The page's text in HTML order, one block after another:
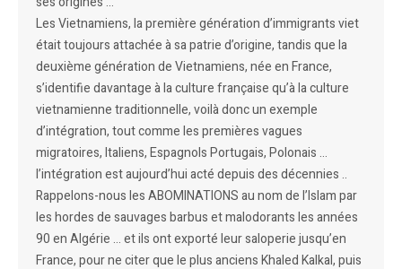
Les Vietnamiens, la première génération d’immigrants viet
était toujours attachée à sa patrie d’origine, tandis que la
deuxième génération de Vietnamiens, née en France,
s’identifie davantage à la culture française qu’à la culture
vietnamienne traditionnelle, voilà donc un exemple
d’intégration, tout comme les premières vagues
migratoires, Italiens, Espagnols Portugais, Polonais …
l’intégration est aujourd’hui acté depuis des décennies ..
Rappelons-nous les ABOMINATIONS au nom de l’Islam par
les hordes de sauvages barbus et malodorants les années
90 en Algérie … et ils ont exporté leur saloperie jusqu’en
France, pour ne citer que le plus anciens Khaled Kalkal, puis